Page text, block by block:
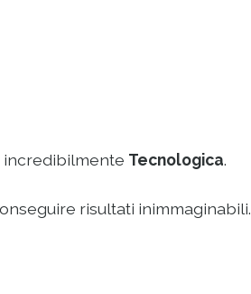
incredibilmente Tecnologica.
risultati inimmaginabili.